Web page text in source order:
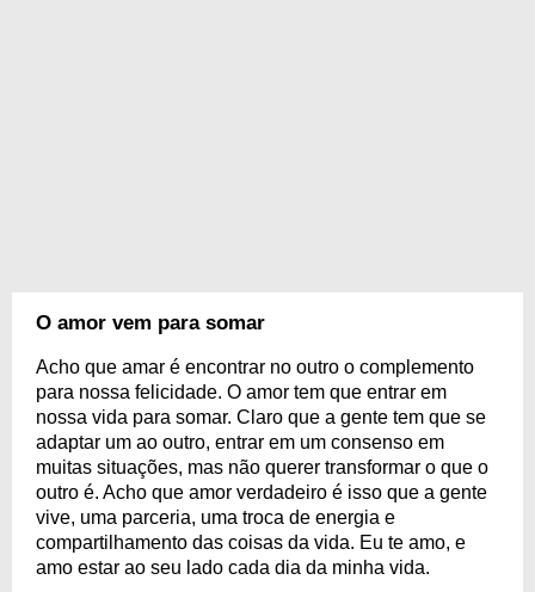
O amor vem para somar
Acho que amar é encontrar no outro o complemento
para nossa felicidade. O amor tem que entrar em
nossa vida para somar. Claro que a gente tem que se
adaptar um ao outro, entrar em um consenso em
muitas situações, mas não querer transformar o que o
outro é. Acho que amor verdadeiro é isso que a gente
vive, uma parceria, uma troca de energia e
compartilhamento das coisas da vida. Eu te amo, e
amo estar ao seu lado cada dia da minha vida.